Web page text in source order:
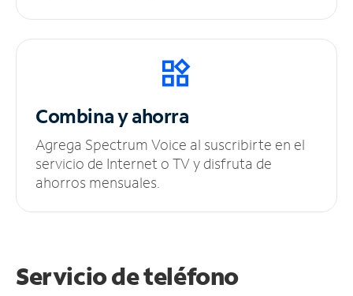
Combina y ahorra
Agrega Spectrum Voice al suscribirte en el
servicio de Internet o TV y disfruta de
ahorros mensuales.
Servicio de teléfono